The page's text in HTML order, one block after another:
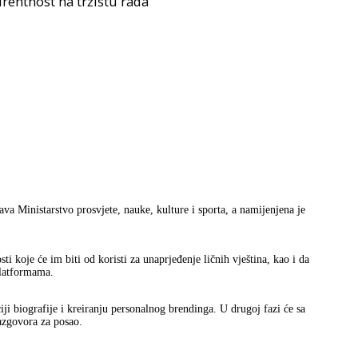
Ministarstvo prosvjete, nauke, kulture i sporta, a namijenjena je
koje će im biti od koristi za unaprjeđenje ličnih vještina, kao i da
biografije i kreiranju personalnog brendinga. U drugoj fazi će sa
za posao.